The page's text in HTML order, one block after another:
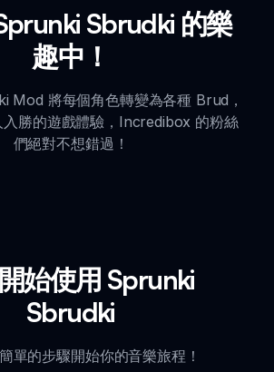
Sbrudki 的樂
趣中！
Mod 將每個角色轉變為各種 Brud，
入勝的遊戲體驗，Incredibox 的粉絲
們絕對不想錯過！
始使用 Sprunki
Sbrudki
單的步驟開始你的音樂旅程！